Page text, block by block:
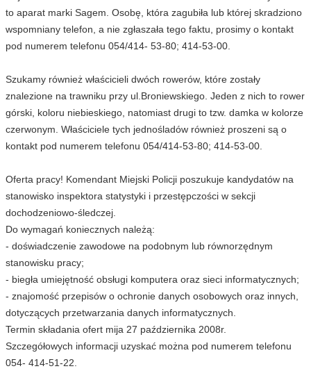
to aparat marki Sagem. Osobę, która zagubiła lub której skradziono
wspomniany telefon, a nie zgłaszała tego faktu, prosimy o kontakt
pod numerem telefonu 054/414- 53-80; 414-53-00.
Szukamy również właścicieli dwóch rowerów, które zostały
znalezione na trawniku przy ul.Broniewskiego. Jeden z nich to rower
górski, koloru niebieskiego, natomiast drugi to tzw. damka w kolorze
czerwonym. Właściciele tych jednośladów również proszeni są o
kontakt pod numerem telefonu 054/414-53-80; 414-53-00.
Oferta pracy! Komendant Miejski Policji poszukuje kandydatów na
stanowisko inspektora statystyki i przestępczości w sekcji
dochodzeniowo-śledczej.
Do wymagań koniecznych należą:
- doświadczenie zawodowe na podobnym lub równorzędnym
stanowisku pracy;
- biegła umiejętność obsługi komputera oraz sieci informatycznych;
- znajomość przepisów o ochronie danych osobowych oraz innych,
dotyczących przetwarzania danych informatycznych.
Termin składania ofert mija 27 października 2008r.
Szczegółowych informacji uzyskać można pod numerem telefonu
054- 414-51-22.